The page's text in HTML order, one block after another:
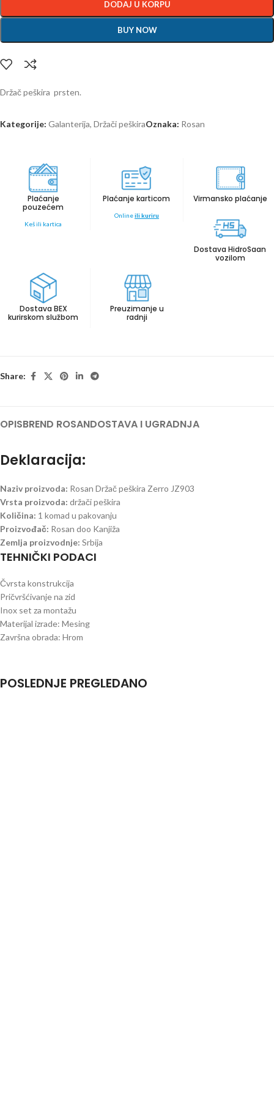
DODAJ U KORPU
BUY NOW
Držač peškira prsten.
Kategorije: Galanterija, Držači peškiraOznaka: Rosan
Plaćanje
pouzećem
Keš ili kartica
Plaćanje karticom
Onlineili kuriru
Virmansko plaćanje
Dostava HidroSaan
vozilom
Dostava BEX
kurirskom službom
Preuzimanje u
radnji
Share:
OPISBREND ROSANDOSTAVA I UGRADNJA
Deklaracija:
Naziv proizvoda: Rosan Držač peškira Zerro JZ903
Vrsta proizvoda: držači peškira
Količina: 1 komad u pakovanju
Proizvođač: Rosan doo Kanjiža
Zemlja proizvodnje: Srbija
TEHNIČKI PODACI
Čvrsta konstrukcija
Pričvršćivanje na zid
Inox set za montažu
Materijal izrade: Mesing
Završna obrada: Hrom
POSLEDNJE PREGLEDANO